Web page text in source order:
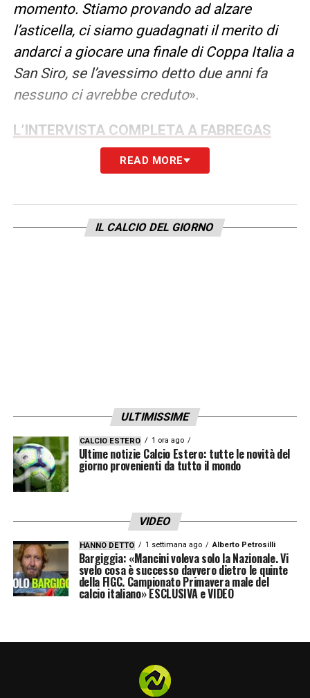
momento. Stiamo provando ad alzare
l’asticella, ci siamo guadagnati il merito di
andarci a giocare una finale di Coppa Italia a
San Siro, se l’avessimo detto due anni fa
nessuno ci avrebbe creduto».
L’INTERVISTA COMPLETA A FABREGAS
LA PLAYLIST DELLE NOSTRE TOP NEWS
READ MORE
IL CALCIO DEL GIORNO
ULTIMISSIME
CALCIO ESTERO 1 ora ago
Ultime notizie Calcio Estero: tutte le novità del
giorno provenienti da tutto il mondo
VIDEO
HANNO DETTO 1 settimana ago Alberto Petrosilli
Bargiggia: «Mancini voleva solo la Nazionale. Vi
svelo cosa è successo davvero dietro le quinte
della FIGC. Campionato Primavera male del
calcio italiano» ESCLUSIVA e VIDEO